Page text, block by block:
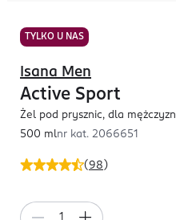
TYLKO U NAS
(98 )
Isana Men
Active Sport
Żel pod prysznic, dla mężczyzn
500 mlnr kat. 2066651